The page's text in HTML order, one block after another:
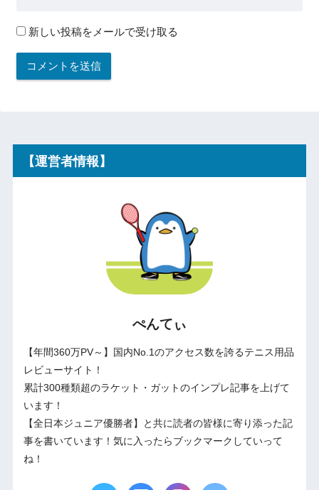
新しい投稿をメールで受け取る
【運営者情報】
ぺんてぃ
【年間360万PV～】国内No.1のアクセス数を誇るテニス用品
レビューサイト！
累計300種類超のラケット・ガットのインプレ記事を上げて
います！
【全日本ジュニア優勝者】と共に読者の皆様に寄り添った記
事を書いています！気に入ったらブックマークしていって
ね！